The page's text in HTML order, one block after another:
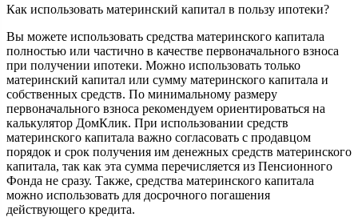
Как использовать материнский капитал в пользу ипотеки?
Вы можете использовать средства материнского капитала
полностью или частично в качестве первоначального взноса
при получении ипотеки. Можно использовать только
материнский капитал или сумму материнского капитала и
собственных средств. По минимальному размеру
первоначального взноса рекомендуем ориентироваться на
калькулятор ДомКлик. При использовании средств
материнского капитала важно согласовать с продавцом
порядок и срок получения им денежных средств материнского
капитала, так как эта сумма перечисляется из Пенсионного
Фонда не сразу. Также, средства материнского капитала
можно использовать для досрочного погашения
действующего кредита.